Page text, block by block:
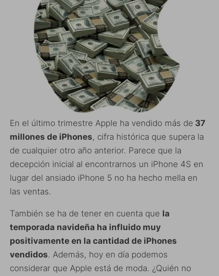
En el último trimestre Apple ha vendido más de 37
millones de iPhones, cifra histórica que supera la
de cualquier otro año anterior. Parece que la
decepción inicial al encontrarnos un iPhone 4S en
lugar del ansiado iPhone 5 no ha hecho mella en
las ventas.
También se ha de tener en cuenta que la
temporada navideña ha influido muy
positivamente en la cantidad de iPhones
vendidos. Además, hoy en día podemos
considerar que Apple está de moda. ¿Quién no